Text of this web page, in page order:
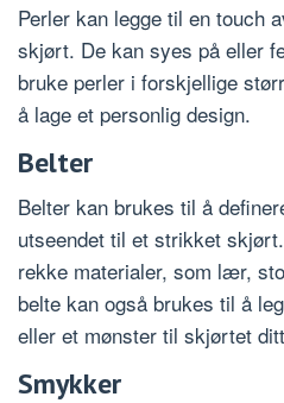
Perler kan legge til en touch
skjørt. De kan syes på eller
bruke perler i forskjellige
å lage et personlig design.
Belter
Belter kan brukes til å
utseendet til et strikket
rekke materialer, som lær,
belte kan også brukes til å
eller et mønster til skjørtet
Smykker